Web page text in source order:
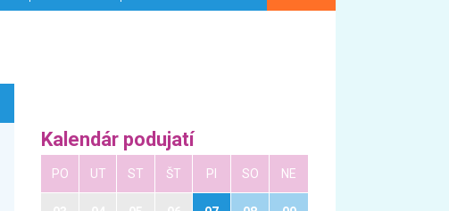
Kalendár podujatí
PO UT ST ŠT PI SO NE